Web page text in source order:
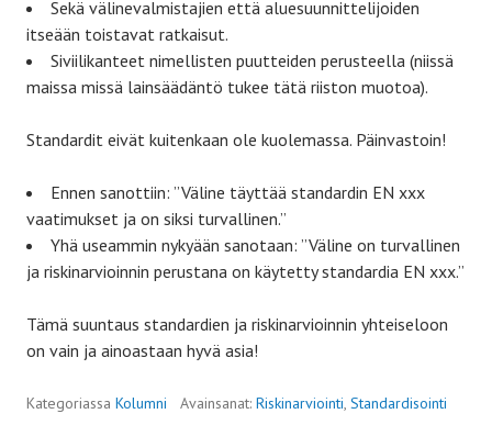
Sekä välinevalmistajien että aluesuunnittelijoiden
itseään toistavat ratkaisut.
Siviilikanteet nimellisten puutteiden perusteella (niissä
maissa missä lainsäädäntö tukee tätä riiston muotoa).
Standardit eivät kuitenkaan ole kuolemassa. Päinvastoin!
Ennen sanottiin: ”Väline täyttää standardin EN xxx
vaatimukset ja on siksi turvallinen.”
Yhä useammin nykyään sanotaan: ”Väline on turvallinen
ja riskinarvioinnin perustana on käytetty standardia EN xxx.”
Tämä suuntaus standardien ja riskinarvioinnin yhteiseloon
on vain ja ainoastaan hyvä asia!
Kategoriassa Kolumni Avainsanat: Riskinarviointi, Standardisointi